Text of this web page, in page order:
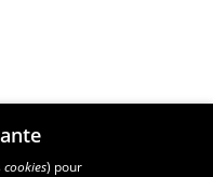
cookies) pour